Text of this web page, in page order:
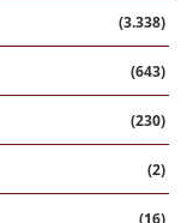
(3.338)
(643)
(230)
(2)